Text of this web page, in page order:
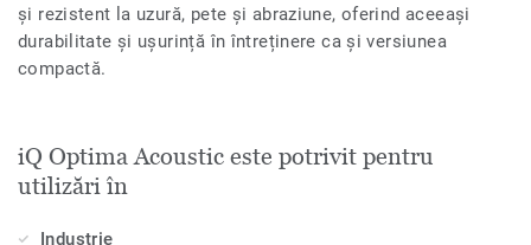
și rezistent la uzură, pete și abraziune, oferind aceeași
durabilitate și ușurință în întreținere ca și versiunea
compactă.
iQ Optima Acoustic este potrivit pentru
utilizări în
Industrie